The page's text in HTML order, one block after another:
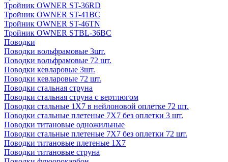
Тройник OWNER ST-36RD
Тройник OWNER ST-41BC
Тройник OWNER ST-46TN
Тройник OWNER STBL-36BC
Поводки
Поводки вольфрамовые 3шт.
Поводки вольфрамовые 72 шт.
Поводки кевларовые 3шт.
Поводки кевларовые 72 шт.
Поводки стальная струна
Поводки стальная струна с вертлюгом
Поводки стальные 1X7 в нейлоновой оплетке 72 шт.
Поводки стальные плетеные 7X7 без оплетки 3 шт.
Поводки титановые одножильные
Поводки стальные плетеные 7X7 без оплетки 72 шт.
Поводки титановые плетеные 1X7
Поводки титановые струна